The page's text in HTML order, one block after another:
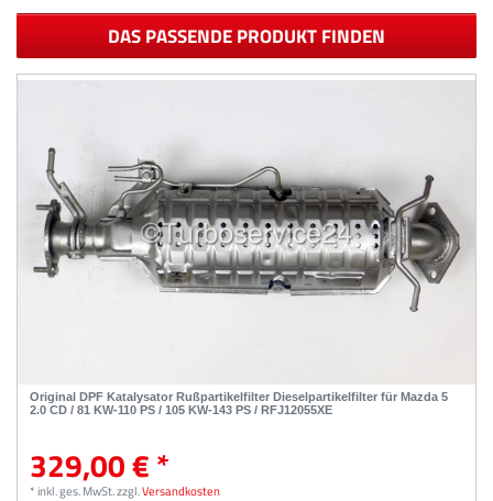
DAS PASSENDE PRODUKT FINDEN
Original DPF Katalysator Rußpartikelfilter Dieselpartikelfilter für Mazda 5
2.0 CD / 81 KW-110 PS / 105 KW-143 PS / RFJ12055XE
329,00 € *
*inkl. ges. MwSt.zzgl.Versandkosten